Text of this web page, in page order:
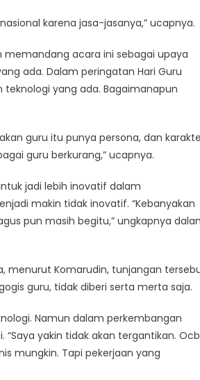
karena jasa-jasanya,” ucapnya.
memandang acara ini sebagai upaya
ada. Dalam peringatan Hari Guru
yang ada. Bagaimanapun
guru itu punya persona, dan
guru berkurang,” ucapnya.
jadi lebih inovatif dalam
makin tidak inovatif. “Kebanyakan
pun masih begitu,” ungkapnya
menurut Komarudin, tunjangan
guru, tidak diberi serta merta saja.
Namun dalam perkembangan
yakin tidak akan tergantikan.
mungkin. Tapi pekerjaan yang